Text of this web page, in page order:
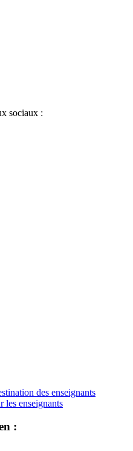
sociaux :
des enseignants
les enseignants
: